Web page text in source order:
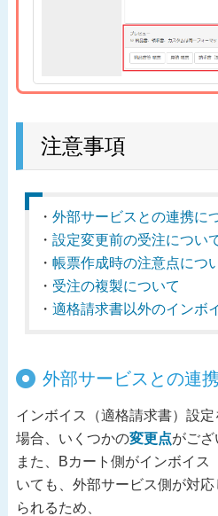
注意事項
・ 外部サービスとの連携に
・ 設定変更前の受注につい
・ 帳票作成時の注意点につ
・ 受注の複製について
・ 適格請求書以外のインボ
外部サービスとの連
インボイス（適格請求書）設定
場合、いくつかの変更点がござ
また、Bカート側がインボイス
いても、外部サービス側が対
られるため、